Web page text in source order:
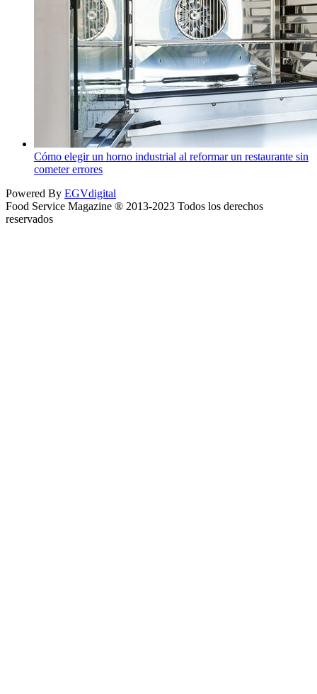
Cómo elegir un horno industrial al reformar un restaurante sin
cometer errores
Powered By EGVdigital
Food Service Magazine ® 2013-2023 Todos los derechos
reservados